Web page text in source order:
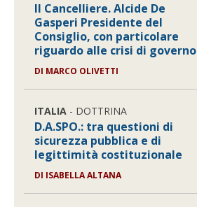
Il Cancelliere. Alcide De
Gasperi Presidente del
Consiglio, con particolare
riguardo alle crisi di governo
DI MARCO OLIVETTI
ITALIA - DOTTRINA
D.A.SPO.: tra questioni di
sicurezza pubblica e di
legittimità costituzionale
DI ISABELLA ALTANA